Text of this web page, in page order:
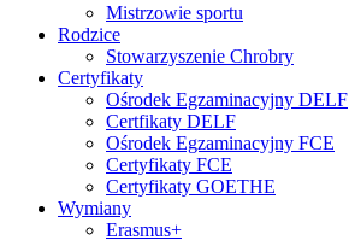
Mistrzowie sportu
Rodzice
Stowarzyszenie Chrobry
Certyfikaty
Ośrodek Egzaminacyjny DELF
Certfikaty DELF
Ośrodek Egzaminacyjny FCE
Certyfikaty FCE
Certyfikaty GOETHE
Wymiany
Erasmus+